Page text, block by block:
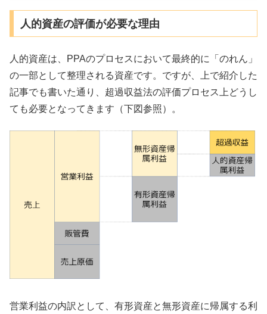
人的資産の評価が必要な理由
人的資産は、PPAのプロセスにおいて最終的に「のれん」
の一部として整理される資産です。ですが、上で紹介した
記事でも書いた通り、超過収益法の評価プロセス上どうし
ても必要となってきます（下図参照）。
営業利益の内訳として、有形資産と無形資産に帰属する利